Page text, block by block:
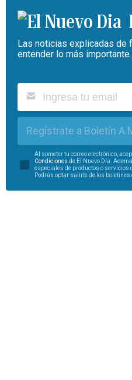
Las noticias explicadas de
entender lo más importante
Regístrate a Boletín
Al someter tu correo electrónico,
Condiciones de El Nuevo Día.
especiales de productos o servicios
Podrás optar salirte de los boletines